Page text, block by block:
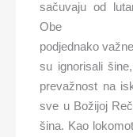
sačuvaju od
Obe
podjednako
su ignorisali
prevažnost na
sve u Božijoj
šina. Kao